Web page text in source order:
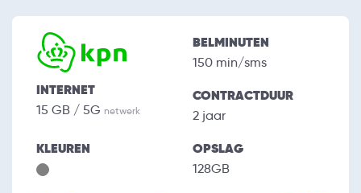
INTERNET
15 GB / 5G netwerk
BELMINUTEN
150 min/sms
CONTRACTDUUR
2 jaar
KLEUREN OPSLAG
128GB